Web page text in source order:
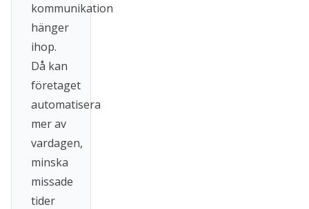
kommunikation
hänger
ihop.
Då kan
företaget
automatisera
mer av
vardagen,
minska
missade
tider